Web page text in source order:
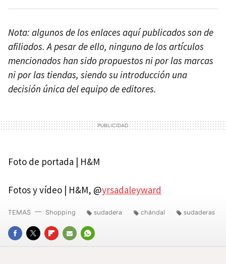
Nota: algunos de los enlaces aquí publicados son de
afiliados. A pesar de ello, ninguno de los artículos
mencionados han sido propuestos ni por las marcas
ni por las tiendas, siendo su introducción una
decisión única del equipo de editores.
Foto de portada | H&M
Fotos y vídeo | H&M, @yrsadaleyward
FACEBOOK
TWITTERFLIPBOARD
E-
WHATSAPP
TEMAS Shopping sudadera chándal sudaderas